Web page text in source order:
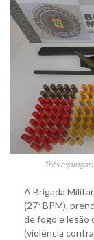
Três
A Brigada
(27º BPM),
de fogo e lesão
(violência